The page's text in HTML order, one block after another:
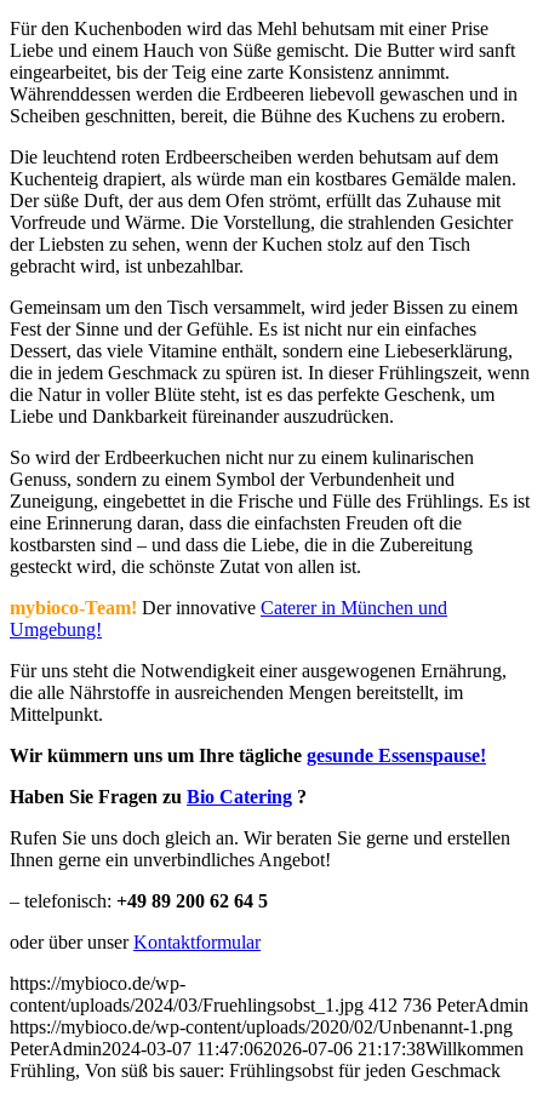
Für den Kuchenboden wird das Mehl behutsam mit einer Prise
Liebe und einem Hauch von Süße gemischt. Die Butter wird sanft
eingearbeitet, bis der Teig eine zarte Konsistenz annimmt.
Währenddessen werden die Erdbeeren liebevoll gewaschen und in
Scheiben geschnitten, bereit, die Bühne des Kuchens zu erobern.
Die leuchtend roten Erdbeerscheiben werden behutsam auf dem
Kuchenteig drapiert, als würde man ein kostbares Gemälde malen.
Der süße Duft, der aus dem Ofen strömt, erfüllt das Zuhause mit
Vorfreude und Wärme. Die Vorstellung, die strahlenden Gesichter
der Liebsten zu sehen, wenn der Kuchen stolz auf den Tisch
gebracht wird, ist unbezahlbar.
Gemeinsam um den Tisch versammelt, wird jeder Bissen zu einem
Fest der Sinne und der Gefühle. Es ist nicht nur ein einfaches
Dessert, das viele Vitamine enthält, sondern eine Liebeserklärung,
die in jedem Geschmack zu spüren ist. In dieser Frühlingszeit, wenn
die Natur in voller Blüte steht, ist es das perfekte Geschenk, um
Liebe und Dankbarkeit füreinander auszudrücken.
So wird der Erdbeerkuchen nicht nur zu einem kulinarischen
Genuss, sondern zu einem Symbol der Verbundenheit und
Zuneigung, eingebettet in die Frische und Fülle des Frühlings. Es ist
eine Erinnerung daran, dass die einfachsten Freuden oft die
kostbarsten sind – und dass die Liebe, die in die Zubereitung
gesteckt wird, die schönste Zutat von allen ist.
mybioco-Team! Der innovative Caterer in München und
Umgebung!
Für uns steht die Notwendigkeit einer ausgewogenen Ernährung,
die alle Nährstoffe in ausreichenden Mengen bereitstellt, im
Mittelpunkt.
Wir kümmern uns um Ihre tägliche gesunde Essenspause!
Haben Sie Fragen zu Bio Catering ?
Rufen Sie uns doch gleich an. Wir beraten Sie gerne und erstellen
Ihnen gerne ein unverbindliches Angebot!
– telefonisch: +49 89 200 62 64 5
oder über unserKontaktformular
https://mybioco.de/wp-
content/uploads/2024/03/Fruehlingsobst_1.jpg 412 736 PeterAdmin
https://mybioco.de/wp-content/uploads/2020/02/Unbenannt-1.png
PeterAdmin2024-03-07 11:47:062026-07-06 21:17:38Willkommen
Frühling, Von süß bis sauer: Frühlingsobst für jeden Geschmack